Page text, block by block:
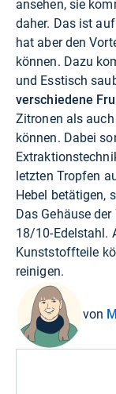
ansehen, sie
daher. Das ist
hat aber den
können. Dazu
und Esstisch
verschiedene
Zitronen als
können. Dabei
letzten Tropfen
Hebel betätigen,
Das Gehäuse
18/10-Edelstahl.
Kunststoffteile
reinigen.
von